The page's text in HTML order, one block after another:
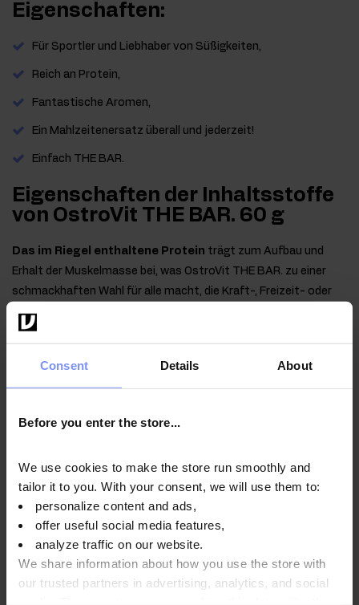
Consent Details About
Before you enter the store...
We use cookies to make the store run smoothly and
tailor it to you. With your consent, we will use them to:
personalize content and ads,
offer useful social media features,
analyze traffic on our website.
We share information about how you use the store with
our trusted partners in advertising, analytics, and social
Eigenschaften:
Für Sportler und Liebhaber von Süßigkeiten,
Reich an Protein,
Fantastische Aromen,
Ein Mahlzeitenersatz überall und jederzeit!
Einfach THE BAR.
Eigenschaften der Inhaltsstoffe
von OstroVit THE BAR. 60 g
Das im Riegel enthaltene Protein trägt zum Aufbau und
Erhalt der Muskelmasse bei, was OstroVit THE BAR. zu einer
schmackhaften Wahl für alle macht, die Kraft-, Freizeit- oder
Ausdauertraining betreiben. Zudem trägt Protein zur Erhaltung
gesunder Knochen bei, weshalb eine ausreichende Zufuhr nicht
körperliche Verfassung achten, wichtig ist.
Qualität laborbestätigt
Im Interesse der Gesundheit unserer Kunden unterliegen
die von uns hergestellten Produkte regelmäßigen
Untersuchungen in einem unabhängigen akkreditierten
Labor, um höchste Qualität zu gewährleisten und
aufrechtzuerhalten.